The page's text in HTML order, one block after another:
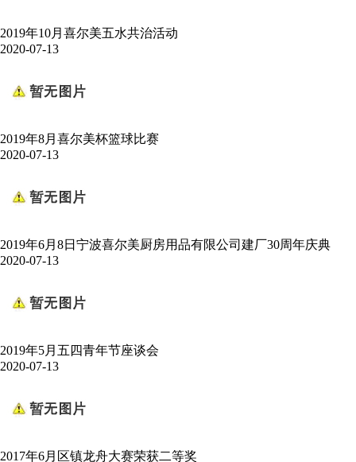
2019年10月喜尔美五水共治活动
2020-07-13
2019年8月喜尔美杯篮球比赛
2020-07-13
2019年6月8日宁波喜尔美厨房用品有限公司建厂30周年庆典
2020-07-13
2019年5月五四青年节座谈会
2020-07-13
2017年6月区镇龙舟大赛荣获二等奖